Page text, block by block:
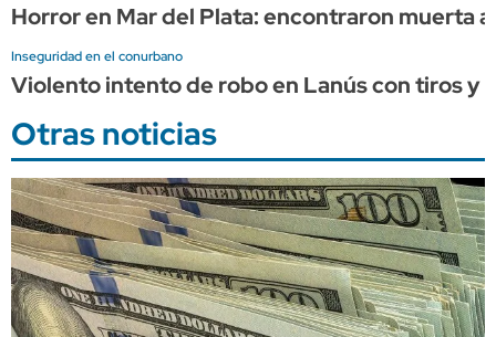
Horror en Mar del Plata: encontraron muerta
Inseguridad en el conurbano
Violento intento de robo en Lanús con tiros y
Otras noticias